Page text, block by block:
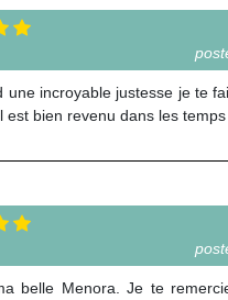
une incroyable justesse je te
est bien revenu dans les
belle Menora. Je te